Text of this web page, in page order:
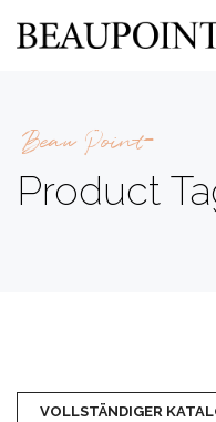
Beau Point
Product
VOLLSTÄNDIGER